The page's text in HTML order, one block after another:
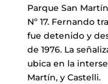
Parque San
Nº 17. Fernando
fue detenido y
de 1976. La
ubica en la
Martín, y Castelli.